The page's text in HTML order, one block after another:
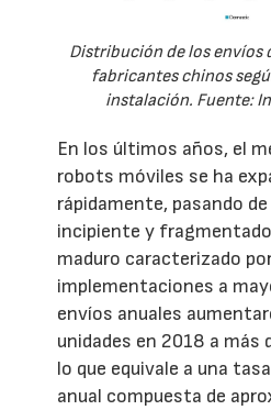
Distribución de los envíos
fabricantes chinos
instalación. Fuente:
En los últimos años, el
robots móviles se ha
rápidamente, pasando
incipiente y
maduro caracterizado
implementaciones a
envíos anuales
unidades en 2018 a más
lo que equivale a una
anual compuesta de